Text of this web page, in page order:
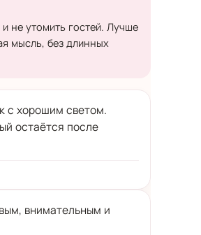
не утомить гостей. Лучше
мысль, без длинных
с хорошим светом.
остаётся после
внимательным и